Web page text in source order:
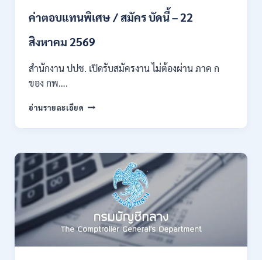
ค่าตอบแทนพิเศษ / สมัคร บัดนี้ – 22
สิงหาคม 2569
สำนักงาน ปปช. เปิดรับสมัครงาน ไม่ต้องผ่าน ภาค ก
ของ กพ….
อ่านรายละเอียด สำนักงาน
เปิด
สมัคร
งาน
ไม่
ต้อง
ผ่าน
ภาค
ของ
กพ.